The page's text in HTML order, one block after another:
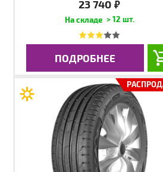
23 740 руб.
> 12 шт.
ПОДРОБНЕЕ